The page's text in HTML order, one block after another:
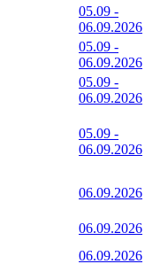
05.09 -
06.09.2026
05.09 -
06.09.2026
05.09 -
06.09.2026
05.09 -
06.09.2026
06.09.2026
06.09.2026
06.09.2026